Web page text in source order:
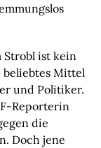
Strobl ist kein
beliebtes Mittel
und Politiker.
Reporterin
die
Doch jene